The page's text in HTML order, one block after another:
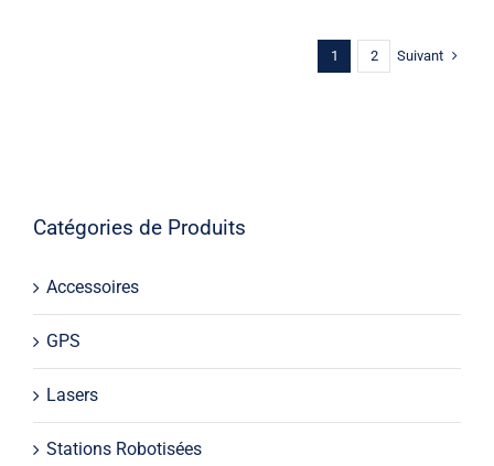
1 2 Suivant
Catégories de Produits
Accessoires
GPS
Lasers
Stations Robotisées